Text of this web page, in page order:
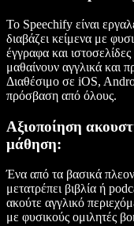
Το Speechify είναι
διαβάζει κείμενα με
έγγραφα και
μαθαίνουν αγγλικά και
Διαθέσιμο σε iOS,
πρόσβαση από όλους.
Αξιοποίηση
μάθηση:
Ένα από τα βασικά
μετατρέπει βιβλία ή
ακούτε αγγλικό
με φυσικούς ομιλητές